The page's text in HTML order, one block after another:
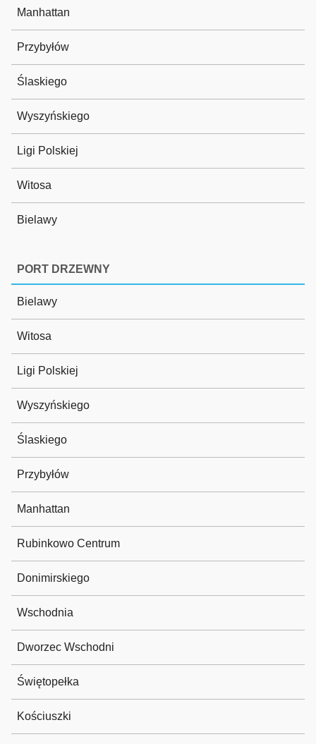
Manhattan
Przybyłów
Ślaskiego
Wyszyńskiego
Ligi Polskiej
Witosa
Bielawy
PORT DRZEWNY
Bielawy
Witosa
Ligi Polskiej
Wyszyńskiego
Ślaskiego
Przybyłów
Manhattan
Rubinkowo Centrum
Donimirskiego
Wschodnia
Dworzec Wschodni
Świętopełka
Kościuszki